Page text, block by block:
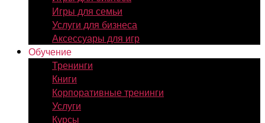
Игры для семьи
Услуги для бизнеса
Аксессуары для игр
Обучение
Тренинги
Книги
Корпоративные тренинги
Услуги
Курсы